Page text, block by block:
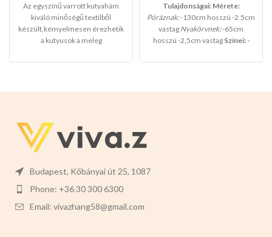
Az egyszínű varrott kutyahám
kiváló minőségű textilből
készült,kémyelmesen érezhetik
a kutyusok a meleg
kedvencei lesz a
tökéletes a házikedvencek
számára.
Javasolt testtömeg:3-
5kg Színei:
-VILÁGOSBARNA -
SÖTÉT KÉK -PIROS -RÓZSASZÍN
Válasszon nyugodtan a termék
magas minőségét!
Tulajdonságai: Mérete:
Póráznak:-130cm hosszú -2.5cm
vastag Nyakörvnek:-65cm
hosszú -2,5cm vastag Színei: -
Budapest, Kőbányai út 25, 1087
Phone: +36 30 300 6300
Email: vivazhang58@gmail.com